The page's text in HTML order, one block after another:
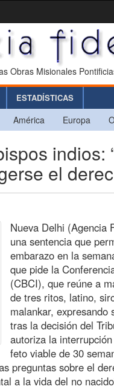
Obras Misionales
ESTADÍSTICAS
América Europa
indios:
el
Nueva Delhi (Agencia
una sentencia que
embarazo en la
que pide la
(CBCI), que reúne a
de tres ritos, latino,
malankar, expresando
tras la decisión del
autoriza la
feto viable de 30
preguntas sobre el
a la vida del no